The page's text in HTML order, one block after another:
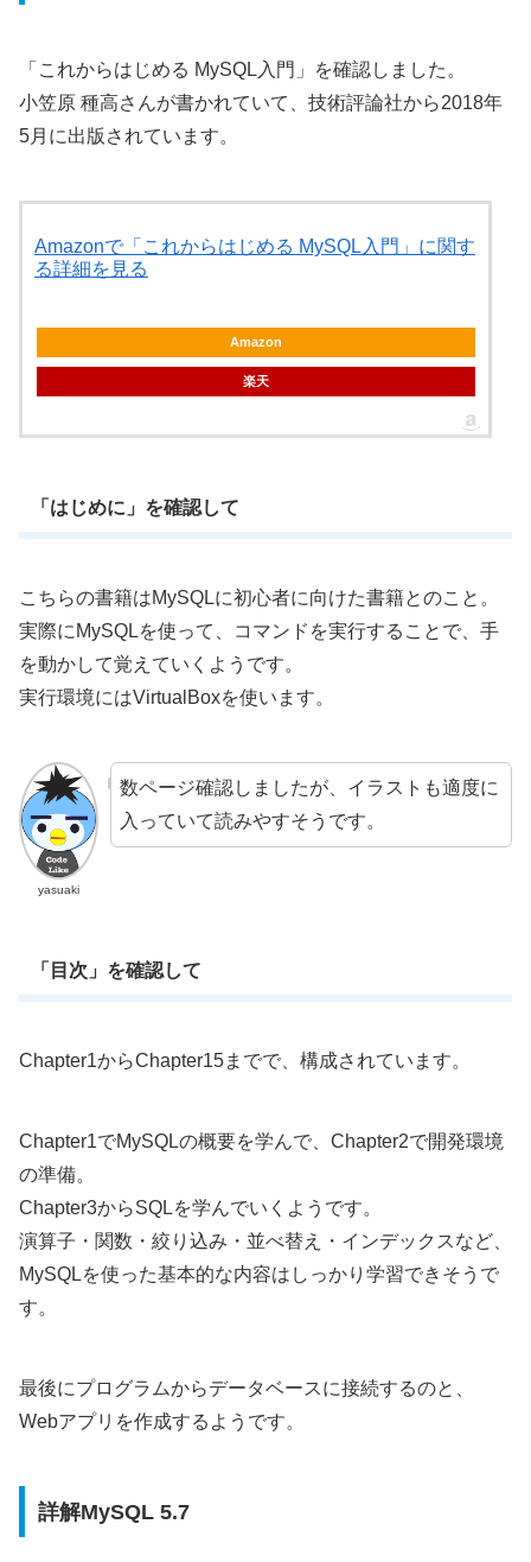
「これからはじめる MySQL入門」を確認しました。
小笠原 種高さんが書かれていて、技術評論社から2018年
5月に出版されています。
Amazonで「これからはじめる MySQL入門」に関す
る詳細を見る
Amazon
楽天
「はじめに」を確認して
こちらの書籍はMySQLに初心者に向けた書籍とのこと。
実際にMySQLを使って、コマンドを実行することで、手
を動かして覚えていくようです。
実行環境にはVirtualBoxを使います。
yasuaki
数ページ確認しましたが、イラストも適度に
入っていて読みやすそうです。
「目次」を確認して
Chapter1からChapter15までで、構成されています。
Chapter1でMySQLの概要を学んで、Chapter2で開発環境
の準備。
Chapter3からSQLを学んでいくようです。
演算子・関数・絞り込み・並べ替え・インデックスなど、
MySQLを使った基本的な内容はしっかり学習できそうで
す。
最後にプログラムからデータベースに接続するのと、
Webアプリを作成するようです。
詳解MySQL 5.7